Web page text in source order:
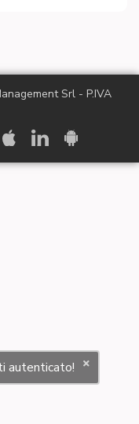
Srl - P.IVA
autenticato!